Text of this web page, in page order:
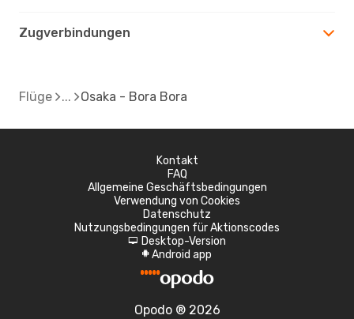
Zugverbindungen
Flüge Osaka - Bora Bora
Kontakt
FAQ
Allgemeine Geschäftsbedingungen
Verwendung von Cookies
Datenschutz
Nutzungsbedingungen für Aktionscodes
d Desktop-Version
A Android app
Opodo ® 2026